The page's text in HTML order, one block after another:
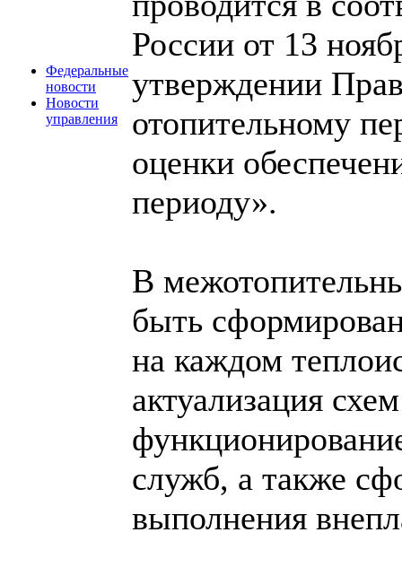
Федеральные
новости
Новости
управления
России от 13
утверждении
отопительному
оценки
периоду».
В
быть
на каждом
актуализация
служб, а также
выполнения